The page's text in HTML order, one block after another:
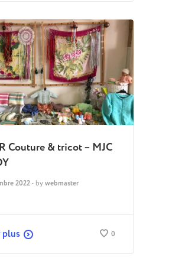
Couture & tricot – MJC
2022- by webmaster
plus 0